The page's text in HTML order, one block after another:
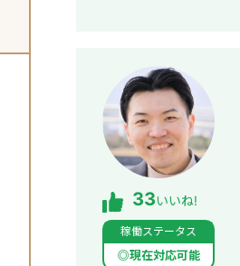
33いいね!
稼働ステータス
◎現在対応可能